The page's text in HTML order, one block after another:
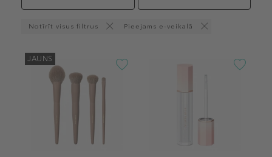
Notīrīt visus filtrus Pieejams e-veikalā
JAUNS